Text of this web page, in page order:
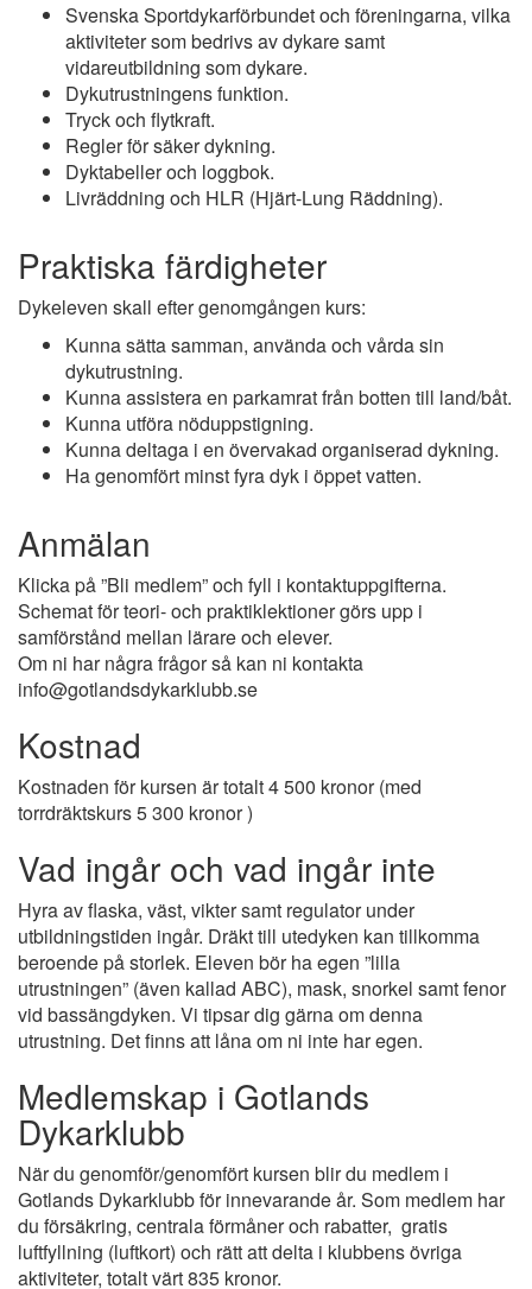
Svenska Sportdykarförbundet och föreningarna, vilka
aktiviteter som bedrivs av dykare samt
vidareutbildning som dykare.
Dykutrustningens funktion.
Tryck och flytkraft.
Regler för säker dykning.
Dyktabeller och loggbok.
Livräddning och HLR (Hjärt-Lung Räddning).
Praktiska färdigheter
Dykeleven skall efter genomgången kurs:
Kunna sätta samman, använda och vårda sin
dykutrustning.
Kunna assistera en parkamrat från botten till land/båt.
Kunna utföra nöduppstigning.
Kunna deltaga i en övervakad organiserad dykning.
Ha genomfört minst fyra dyk i öppet vatten.
Anmälan
Klicka på ”Bli medlem” och fyll i kontaktuppgifterna.
Schemat för teori- och praktiklektioner görs upp i
samförstånd mellan lärare och elever.
Om ni har några frågor så kan ni kontakta
info@gotlandsdykarklubb.se
Kostnad
Kostnaden för kursen är totalt 4 500 kronor (med
torrdräktskurs 5 300 kronor )
Vad ingår och vad ingår inte
Hyra av flaska, väst, vikter samt regulator under
utbildningstiden ingår. Dräkt till utedyken kan tillkomma
beroende på storlek. Eleven bör ha egen ”lilla
utrustningen” (även kallad ABC), mask, snorkel samt fenor
vid bassängdyken. Vi tipsar dig gärna om denna
utrustning. Det finns att låna om ni inte har egen.
Medlemskap i Gotlands
Dykarklubb
När du genomför/genomfört kursen blir du medlem i
Gotlands Dykarklubb för innevarande år. Som medlem har
du försäkring, centrala förmåner och rabatter, gratis
luftfyllning (luftkort) och rätt att delta i klubbens övriga
aktiviteter, totalt värt 835 kronor.